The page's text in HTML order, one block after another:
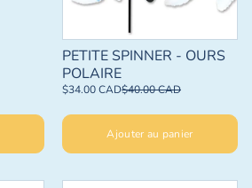
PETITE SPINNER - OURS
POLAIRE
$34.00 CAD$40.00 CAD
Ajouter au panier